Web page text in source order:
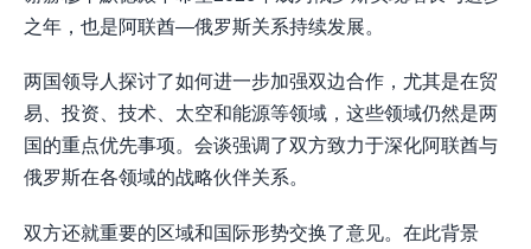
之年，也是阿联酋—俄罗斯关系持续发展。
两国领导人探讨了如何进一步加强双边合作，尤其是在贸
易、投资、技术、太空和能源等领域，这些领域仍然是两
国的重点优先事项。会谈强调了双方致力于深化阿联酋与
俄罗斯在各领域的战略伙伴关系。
双方还就重要的区域和国际形势交换了意见。在此背景